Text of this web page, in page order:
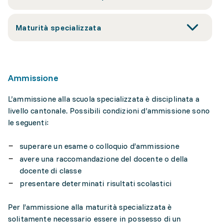
Maturità specializzata
Ammissione
L’ammissione alla scuola specializzata è disciplinata a
livello cantonale. Possibili condizioni d’ammissione sono
le seguenti:
superare un esame o colloquio d’ammissione
avere una raccomandazione del docente o della
docente di classe
presentare determinati risultati scolastici
Per l’ammissione alla maturità specializzata è
solitamente necessario essere in possesso di un